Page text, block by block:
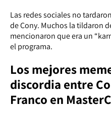
Las redes sociales no
de Cony. Muchos la tildaron
mencionaron que era un
el programa.
Los mejores
discordia entre
Franco en